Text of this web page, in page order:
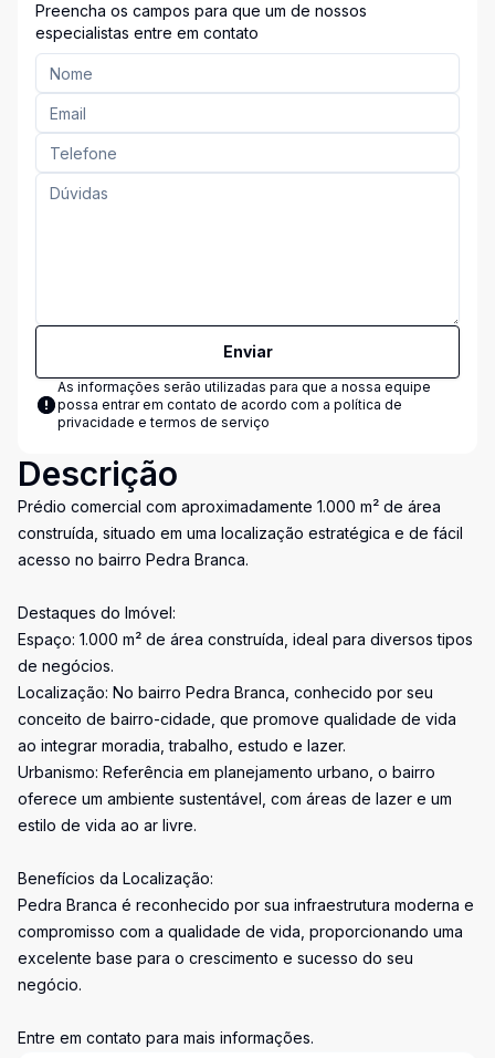
Preencha os campos para que um de nossos
especialistas entre em contato
Enviar
As informações serão utilizadas para que a nossa equipe
possa entrar em contato de acordo com a política de
privacidade e termos de serviço
Descrição
Prédio comercial com aproximadamente 1.000 m² de área
construída, situado em uma localização estratégica e de fácil
acesso no bairro Pedra Branca.
Destaques do Imóvel:
Espaço: 1.000 m² de área construída, ideal para diversos tipos
de negócios.
Localização: No bairro Pedra Branca, conhecido por seu
conceito de bairro-cidade, que promove qualidade de vida
ao integrar moradia, trabalho, estudo e lazer.
Urbanismo: Referência em planejamento urbano, o bairro
oferece um ambiente sustentável, com áreas de lazer e um
estilo de vida ao ar livre.
Benefícios da Localização:
Pedra Branca é reconhecido por sua infraestrutura moderna e
compromisso com a qualidade de vida, proporcionando uma
excelente base para o crescimento e sucesso do seu
negócio.
Entre em contato para mais informações.